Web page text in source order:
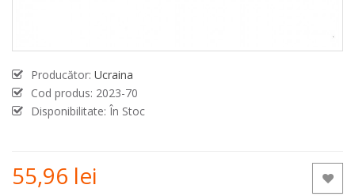
Producător: Ucraina
Cod produs: 2023-70
Disponibilitate: În Stoc
55,96 lei